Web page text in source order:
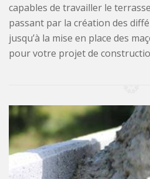
capables de travailler le
passant par la création des
jusqu’à la mise en place des
pour votre projet de